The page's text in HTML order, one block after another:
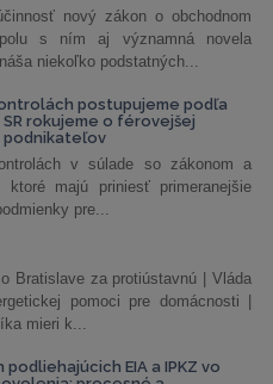
nový zákon o obchodnom
s ním aj významná novela
niekoľko podstatných...
postupujeme podľa
rokujeme o férovejšej
podnikateľov
v súlade so zákonom a
ktoré majú priniesť primeranejšie
pre...
Bratislave za protiústavnú | Vláda
pomoci pre domácnosti |
mieri k...
EIA a IPKZ vo